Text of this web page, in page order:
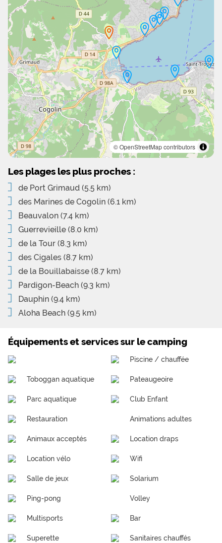
© OpenStreetMap contributors
Les plages les plus proches :
de Port Grimaud (5.5 km)
des Marines de Cogolin (6.1 km)
Beauvalon (7.4 km)
Guerrevieille (8.0 km)
de la Tour (8.3 km)
des Cigales (8.7 km)
de la Bouillabaisse (8.7 km)
Pardigon-Beach (9.3 km)
Dauphin (9.4 km)
Aloha Beach (9.5 km)
Équipements et services sur le camping
Piscine / chauffée
Toboggan aquatique Pateaugeoire
Parc aquatique Club Enfant
Restauration Animations adultes
Animaux acceptés Location draps
Location vélo Wifi
Salle de jeux Solarium
Ping-pong Volley
Multisports Bar
Superette Sanitaires chauffés